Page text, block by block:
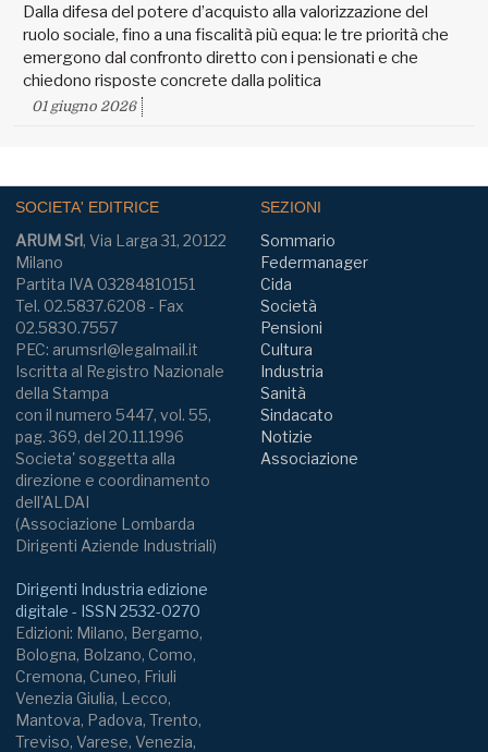
Dalla difesa del potere d’acquisto alla valorizzazione del
ruolo sociale, fino a una fiscalità più equa: le tre priorità che
emergono dal confronto diretto con i pensionati e che
chiedono risposte concrete dalla politica
01 giugno 2026
SOCIETA' EDITRICE
ARUM Srl, Via Larga 31, 20122
Milano
Partita IVA 03284810151
Tel. 02.5837.6208 - Fax
02.5830.7557
PEC: arumsrl@legalmail.it
Iscritta al Registro Nazionale
della Stampa
con il numero 5447, vol. 55,
pag. 369, del 20.11.1996
Societa' soggetta alla
direzione e coordinamento
dell'ALDAI
(Associazione Lombarda
Dirigenti Aziende Industriali)
Dirigenti Industria edizione
digitale - ISSN 2532-0270
Edizioni: Milano, Bergamo,
Bologna, Bolzano, Como,
Cremona, Cuneo, Friuli
Venezia Giulia, Lecco,
Mantova, Padova, Trento,
Treviso, Varese, Venezia,
SEZIONI
Sommario
Federmanager
Cida
Società
Pensioni
Cultura
Industria
Sanità
Sindacato
Notizie
Associazione